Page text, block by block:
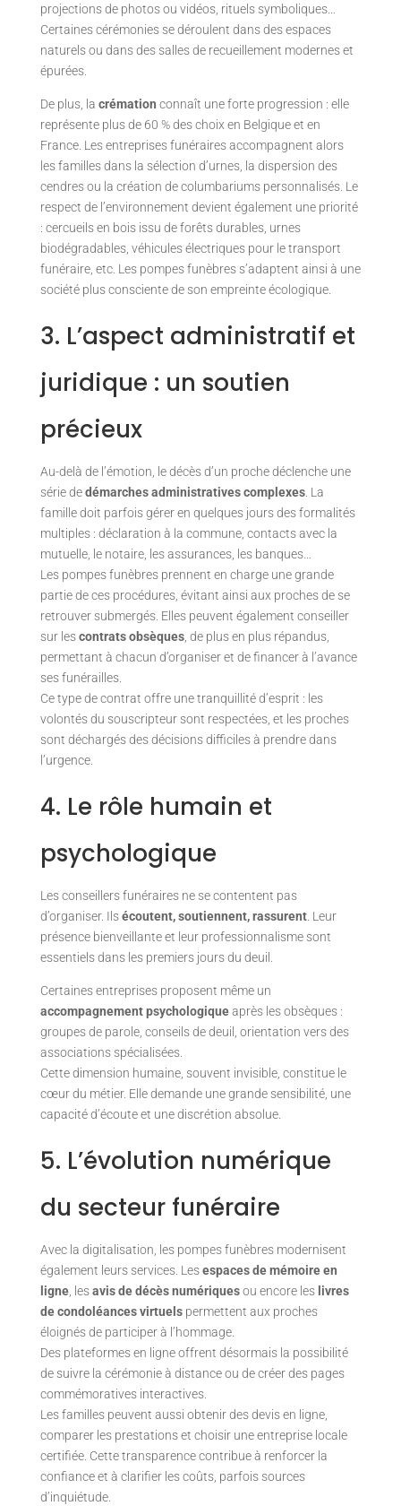
projections de photos ou vidéos, rituels symboliques…
Certaines cérémonies se déroulent dans des espaces
naturels ou dans des salles de recueillement modernes et
épurées.
De plus, la crémation connaît une forte progression : elle
représente plus de 60 % des choix en Belgique et en
France. Les entreprises funéraires accompagnent alors
les familles dans la sélection d’urnes, la dispersion des
cendres ou la création de columbariums personnalisés. Le
respect de l’environnement devient également une priorité
: cercueils en bois issu de forêts durables, urnes
biodégradables, véhicules électriques pour le transport
funéraire, etc. Les pompes funèbres s’adaptent ainsi à une
société plus consciente de son empreinte écologique.
3. L’aspect administratif et
juridique : un soutien
précieux
Au-delà de l’émotion, le décès d’un proche déclenche une
série dedémarches administratives complexes. La
famille doit parfois gérer en quelques jours des formalités
multiples : déclaration à la commune, contacts avec la
mutuelle, le notaire, les assurances, les banques…
Les pompes funèbres prennent en charge une grande
partie de ces procédures, évitant ainsi aux proches de se
retrouver submergés. Elles peuvent également conseiller
sur lescontrats obsèques, de plus en plus répandus,
permettant à chacun d’organiser et de financer à l’avance
ses funérailles.
Ce type de contrat offre une tranquillité d’esprit : les
volontés du souscripteur sont respectées, et les proches
sont déchargés des décisions difficiles à prendre dans
l’urgence.
4. Le rôle humain et
psychologique
Les conseillers funéraires ne se contentent pas
d’organiser. Ilsécoutent, soutiennent, rassurent. Leur
présence bienveillante et leur professionnalisme sont
essentiels dans les premiers jours du deuil.
Certaines entreprises proposent même un
accompagnement psychologiqueaprès les obsèques :
groupes de parole, conseils de deuil, orientation vers des
associations spécialisées.
Cette dimension humaine, souvent invisible, constitue le
cœur du métier. Elle demande une grande sensibilité, une
capacité d’écoute et une discrétion absolue.
5. L’évolution numérique
du secteur funéraire
Avec la digitalisation, les pompes funèbres modernisent
également leurs services. Lesespaces de mémoire en
ligne, lesavis de décès numériquesou encore les livres
de condoléances virtuelspermettent aux proches
éloignés de participer à l’hommage.
Des plateformes en ligne offrent désormais la possibilité
de suivre la cérémonie à distance ou de créer des pages
commémoratives interactives.
Les familles peuvent aussi obtenir des devis en ligne,
comparer les prestations et choisir une entreprise locale
certifiée. Cette transparence contribue à renforcer la
confiance et à clarifier les coûts, parfois sources
d’inquiétude.